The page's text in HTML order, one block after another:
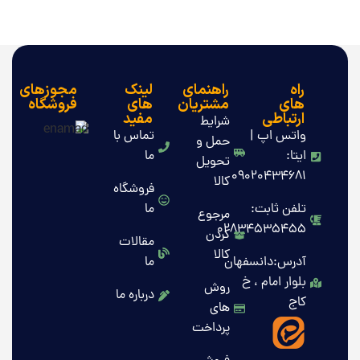
راه
های
ارتباطی
واتس اپ |
ایتا:
09020434681
تلفن ثابت:
02834535455
آدرس:دانسفهان
بلوار امام ، خ
کاج
راهنمای
مشتریان
شرایط
حمل و
تحویل
کالا
مرجوع
کردن
کالا
روش
های
پرداخت
لینک
های
مفید
تماس با
ما
فروشگاه
ما
مقالات
ما
درباره ما
مجوزهای
فروشگاه